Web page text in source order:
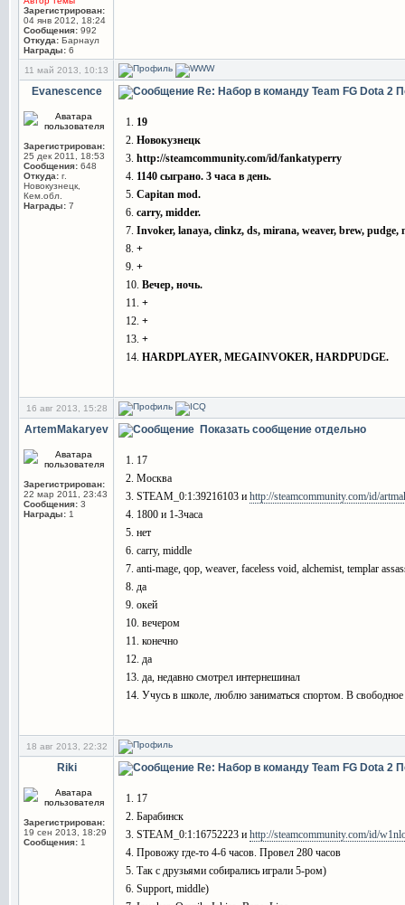
Зарегистрирован:
04 янв 2012, 18:24
Сообщения: 992
Откуда: Барнаул
Награды: 6
11 май 2013, 10:13
Evanescence
Зарегистрирован:
25 дек 2011, 18:53
Сообщения: 648
Откуда: г.
Новокузнецк,
Кем.обл.
Награды: 7
Re: Набор в команду Team FG Dota 2
1. 19
2. Новокузнецк
3. http://steamcommunity.com/id/fankatyperry
4. 1140 сыграно. 3 часа в день.
5. Capitan mod.
6. carry, midder.
7. Invoker, lanaya, clinkz, ds, mirana, weaver, brew, pudge,
8. +
9. +
10. Вечер, ночь.
11. +
12. +
13. +
14. HARDPLAYER, MEGAINVOKER, HARDPUDGE.
16 авг 2013, 15:28
ArtemMakaryev
Зарегистрирован:
22 мар 2011, 23:43
Сообщения: 3
Награды: 1
Показать сообщение отдельно
1. 17
2. Москва
3. STEAM_0:1:39216103 и http://steamcommunity.com/id/
4. 1800 и 1-3часа
5. нет
6. carry, middle
7. anti-mage, qop, weaver, faceless void, alchemist, templar
8. да
9. окей
10. вечером
11. конечно
12. да
13. да, недавно смотрел интернешинал
14. Учусь в школе, люблю заниматься спортом. В
18 авг 2013, 22:32
Riki
Зарегистрирован:
19 сен 2013, 18:29
Сообщения: 1
Re: Набор в команду Team FG Dota 2
1. 17
2. Барабинск
3. STEAM_0:1:16752223 и http://steamcommunity.com/id/
4. Провожу где-то 4-6 часов. Провел 280 часов
5. Так с друзьями собирались играли 5-ром)
6. Support, middle)